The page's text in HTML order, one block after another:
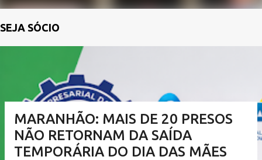
SEJA SÓCIO
MARANHÃO: MAIS DE 20 PRESOS
NÃO RETORNAM DA SAÍDA
TEMPORÁRIA DO DIA DAS MÃES